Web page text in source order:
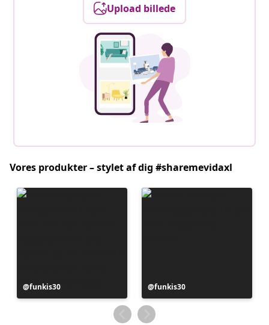
Upload billede
Vores produkter – stylet af dig #sharemevidaxl
Opslag
offentliggjort
funkis30
Opslag
offentliggjort
af
funkis30